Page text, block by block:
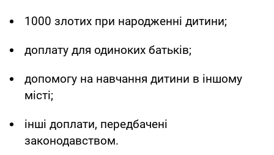
1000 злотих при народженні дитини;
доплату для одиноких батьків;
допомогу на навчання дитини в іншому
місті;
інші доплати, передбачені
законодавством.